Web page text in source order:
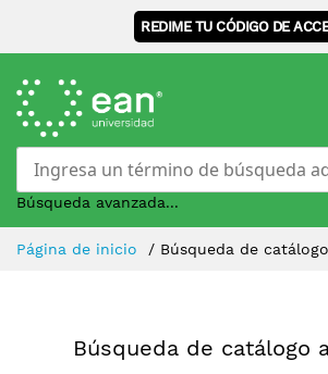
REDIME TU CÓDIGO DE
Búsqueda avanzada...
Skip
Página de inicio Búsqueda de
Búsqueda de catálogo